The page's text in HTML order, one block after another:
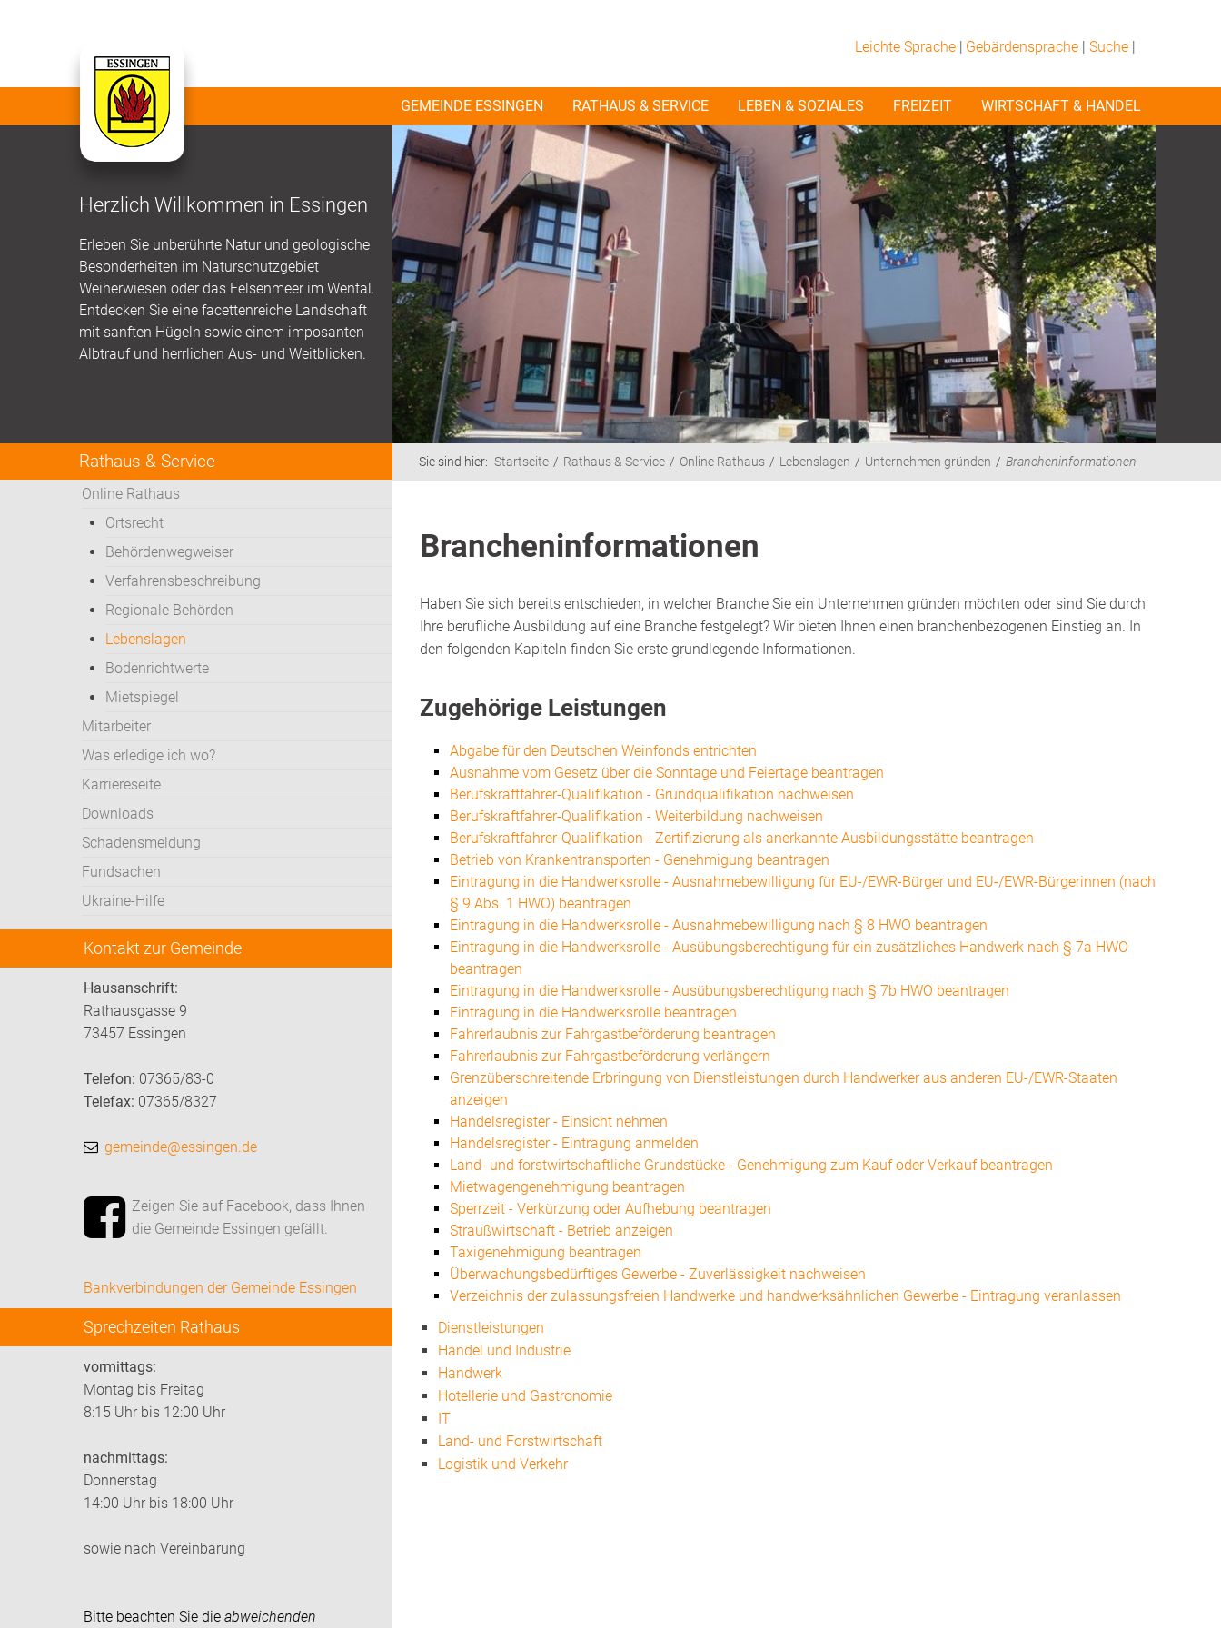
Leichte Sprache | Gebärdensprache | Suche|
GEMEINDE ESSINGEN RATHAUS & SERVICE LEBEN & SOZIALES FREIZEIT WIRTSCHAFT & HANDEL
Herzlich Willkommen in Essingen
Erleben Sie unberührte Natur und geologische
Besonderheiten im Naturschutzgebiet
Weiherwiesen oder das Felsenmeer im Wental.
Entdecken Sie eine facettenreiche Landschaft
mit sanften Hügeln sowie einem imposanten
Albtrauf und herrlichen Aus- und Weitblicken.
Rathaus & Service
Online Rathaus
Ortsrecht
Behördenwegweiser
Verfahrensbeschreibung
Regionale Behörden
Lebenslagen
Bodenrichtwerte
Mietspiegel
Mitarbeiter
Was erledige ich wo?
Karriereseite
Downloads
Schadensmeldung
Fundsachen
Ukraine-Hilfe
Kontakt zur Gemeinde
Hausanschrift:
Rathausgasse 9
73457 Essingen
Telefon: 07365/83-0
Telefax: 07365/8327
gemeinde@essingen.de
Zeigen Sie auf Facebook, dass Ihnen
die Gemeinde Essingen gefällt.
Bankverbindungen der Gemeinde Essingen
Sprechzeiten Rathaus
vormittags:
Montag bis Freitag
8:15 Uhr bis 12:00 Uhr
nachmittags:
Donnerstag
14:00 Uhr bis 18:00 Uhr
sowie nach Vereinbarung
Bitte beachten Sie die abweichenden
Sie sind hier: Startseite Rathaus & Service Online Rathaus Lebenslagen Unternehmen gründen Brancheninformationen
Brancheninformationen
Dienstleistungen
Handel und Industrie
Handwerk
Hotellerie und Gastronomie
IT
Land- und Forstwirtschaft
Logistik und Verkehr
Haben Sie sich bereits entschieden, in welcher Branche Sie ein Unternehmen gründen möchten oder sind Sie durch
Ihre berufliche Ausbildung auf eine Branche festgelegt? Wir bieten Ihnen einen branchenbezogenen Einstieg an. In
den folgenden Kapiteln finden Sie erste grundlegende Informationen.
Zugehörige Leistungen
Abgabe für den Deutschen Weinfonds entrichten
Ausnahme vom Gesetz über die Sonntage und Feiertage beantragen
Berufskraftfahrer-Qualifikation - Grundqualifikation nachweisen
Berufskraftfahrer-Qualifikation - Weiterbildung nachweisen
Berufskraftfahrer-Qualifikation - Zertifizierung als anerkannte Ausbildungsstätte beantragen
Betrieb von Krankentransporten - Genehmigung beantragen
Eintragung in die Handwerksrolle - Ausnahmebewilligung für EU-/EWR-Bürger und EU-/EWR-Bürgerinnen (nach
§ 9 Abs. 1 HWO) beantragen
Eintragung in die Handwerksrolle - Ausnahmebewilligung nach § 8 HWO beantragen
Eintragung in die Handwerksrolle - Ausübungsberechtigung für ein zusätzliches Handwerk nach § 7a HWO
beantragen
Eintragung in die Handwerksrolle - Ausübungsberechtigung nach § 7b HWO beantragen
Eintragung in die Handwerksrolle beantragen
Fahrerlaubnis zur Fahrgastbeförderung beantragen
Fahrerlaubnis zur Fahrgastbeförderung verlängern
Grenzüberschreitende Erbringung von Dienstleistungen durch Handwerker aus anderen EU-/EWR-Staaten
anzeigen
Handelsregister - Einsicht nehmen
Handelsregister - Eintragung anmelden
Land- und forstwirtschaftliche Grundstücke - Genehmigung zum Kauf oder Verkauf beantragen
Mietwagengenehmigung beantragen
Sperrzeit - Verkürzung oder Aufhebung beantragen
Straußwirtschaft - Betrieb anzeigen
Taxigenehmigung beantragen
Überwachungsbedürftiges Gewerbe - Zuverlässigkeit nachweisen
Verzeichnis der zulassungsfreien Handwerke und handwerksähnlichen Gewerbe - Eintragung veranlassen